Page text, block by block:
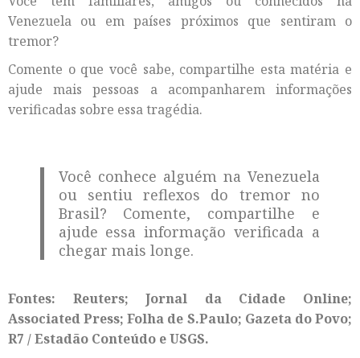
Venezuela ou em países próximos que sentiram o
tremor?
Comente o que você sabe, compartilhe esta matéria e
ajude mais pessoas a acompanharem informações
verificadas sobre essa tragédia.
Você conhece alguém na Venezuela
ou sentiu reflexos do tremor no
Brasil? Comente, compartilhe e
ajude essa informação verificada a
chegar mais longe.
Fontes: Reuters; Jornal da Cidade Online;
Associated Press; Folha de S.Paulo; Gazeta do Povo;
R7 / Estadão Conteúdo e USGS.